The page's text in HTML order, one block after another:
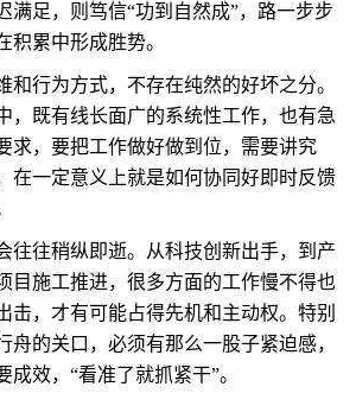
满足，则笃信“功到自然成”，路一步步
积累中形成胜势。
行为方式，不存在纯然的好坏之分。
，既有线长面广的系统性工作，也有急
求，要把工作做好做到位，需要讲究
在一定意义上就是如何协同好即时反馈
往稍纵即逝。从科技创新出手，到产
目施工推进，很多方面的工作慢不得也
击，才有可能占得先机和主动权。特别
舟的关口，必须有那么一股子紧迫感，
效，“看准了就抓紧干”。